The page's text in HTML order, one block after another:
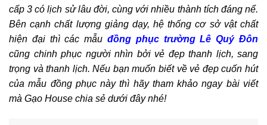
cấp 3 có lịch sử lâu đời, cùng với nhiều thành tích đáng nể.
Bên cạnh chất lượng giảng dạy, hệ thống cơ sở vật chất
hiện đại thì các mẫu đồng phục trường Lê Quý Đôn
cũng chinh phục người nhìn bởi vẻ đẹp thanh lịch, sang
trọng và thanh lịch. Nếu bạn muốn biết về vẻ đẹp cuốn hút
của mẫu đồng phục này thì hãy tham khảo ngay bài viết
mà Gạo House chia sẻ dưới đây nhé!